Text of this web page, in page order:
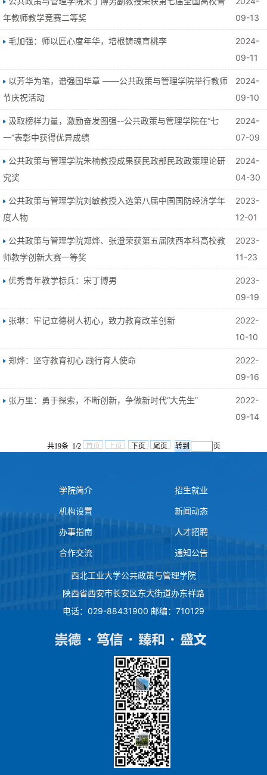
年教师教学竞赛二等奖
09-13
毛加强：师以匠心度年华，培根铸魂育桃李
2024-
09-11
以芳华为笔，谱强国华章 ——公共政策与管理学院举行教师
节庆祝活动
2024-
09-10
汲取榜样力量，激励奋发图强--公共政策与管理学院在“七
一”表彰中获得优异成绩
2024-
07-09
公共政策与管理学院朱楠教授成果获民政部民政政策理论研
究奖
2024-
04-30
公共政策与管理学院刘敏教授入选第八届中国国防经济学年
度人物
2023-
12-01
公共政策与管理学院郑烨、张澄荣获第五届陕西本科高校教
师教学创新大赛一等奖
2023-
11-23
优秀青年教学标兵：宋丁博男
2023-
09-19
张琳：牢记立德树人初心，致力教育改革创新
2022-
10-10
郑烨：坚守教育初心 践行育人使命
2022-
09-16
张万里：勇于探索，不断创新，争做新时代“大先生”
2022-
09-14
共19条 1/2 首页 上页 下页 尾页 页
学院简介 招生就业
机构设置 新闻动态
办事指南 人才招聘
合作交流 通知公告
西北工业大学公共政策与管理学院
陕西省西安市长安区东大街道办东祥路
电话：029-88431900 邮编：710129